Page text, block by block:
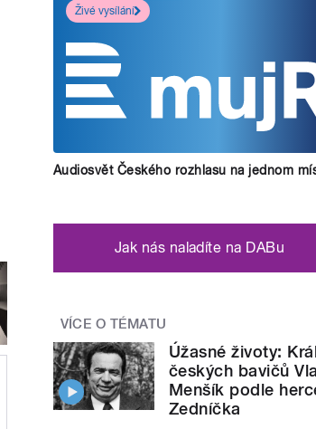
Živé vysílání
Audiosvět Českého rozhlasu na jednom
Jak nás naladíte na DABu
VÍCE O TÉMATU
Úžasné životy:
českých bavičů
Menšík podle
Zedníčka